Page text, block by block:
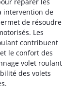
intervention de
de résoudre
Les
contribuent
le confort des
volet roulant
des volets